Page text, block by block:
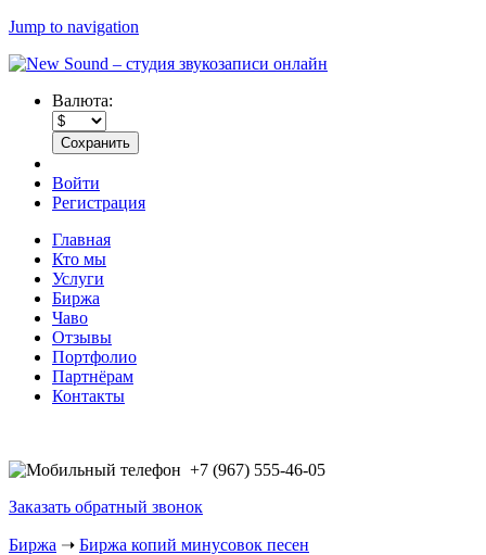
Jump to navigation
Валюта:
Войти
Регистрация
Главная
Кто мы
Услуги
Биржа
Чаво
Отзывы
Портфолио
Партнёрам
Контакты
+7 (967) 555-46-05
Заказать обратный звонок
Биржа ➝ Биржа копий минусовок песен